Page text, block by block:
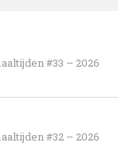
#33 – 2026
#32 – 2026